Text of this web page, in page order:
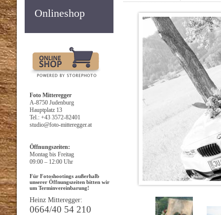
Onlineshop
Foto Mitteregger
A-8750 Judenburg
Hauptplatz 13
Tel.: +43 3572-82401
studio@foto-mitteregger.at
Öffnungszeiten:
Montag bis Freitag
09:00 – 12:00 Uhr
Für Fotoshootings außerhalb
unserer Öffnungszeiten bitten wir
um Terminvereinbarung!
Heinz Mitteregger:
0664/40 54 210